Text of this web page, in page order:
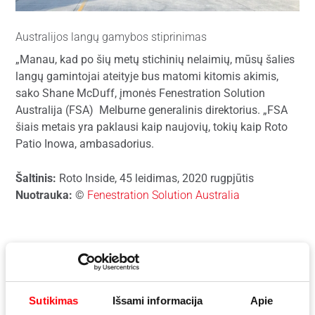
Sutikimas Išsami informacija Apie
Australijos langų gamybos stiprinimas
„Manau, kad po šių metų stichinių nelaimių, mūsų šalies
langų gamintojai ateityje bus matomi kitomis akimis,
sako Shane McDuff, įmonės Fenestration Solution
Australija (FSA) Melburne generalinis direktorius. „FSA
šiais metais yra paklausi kaip naujovių, tokių kaip Roto
Patio Inowa, ambasadorius.
Šaltinis: Roto Inside, 45 leidimas, 2020 rugpjūtis
Nuotrauka: © Fenestration Solution Australia
Atsisiųsti reportažą